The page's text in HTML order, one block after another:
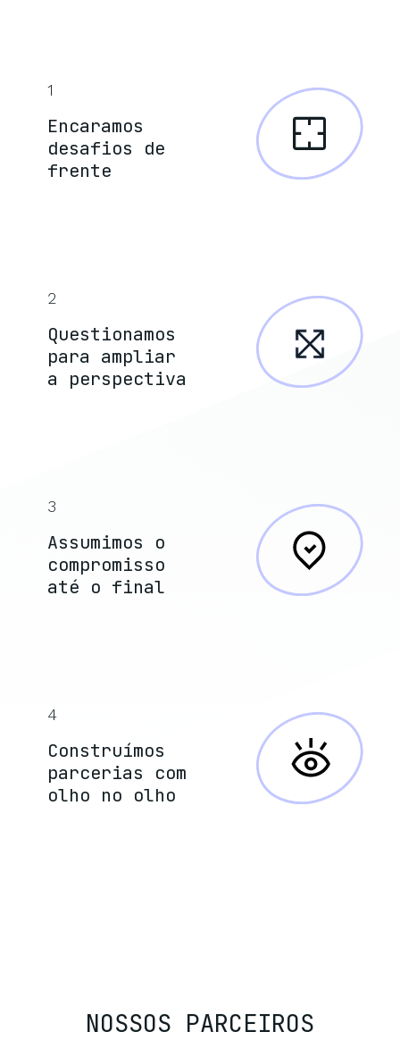
1
Encaramos
desafios de
frente
2
Questionamos
para ampliar
a perspectiva
3
Assumimos o
compromisso
até o final
4
Construímos
parcerias com
olho no olho
NOSSOS PARCEIROS